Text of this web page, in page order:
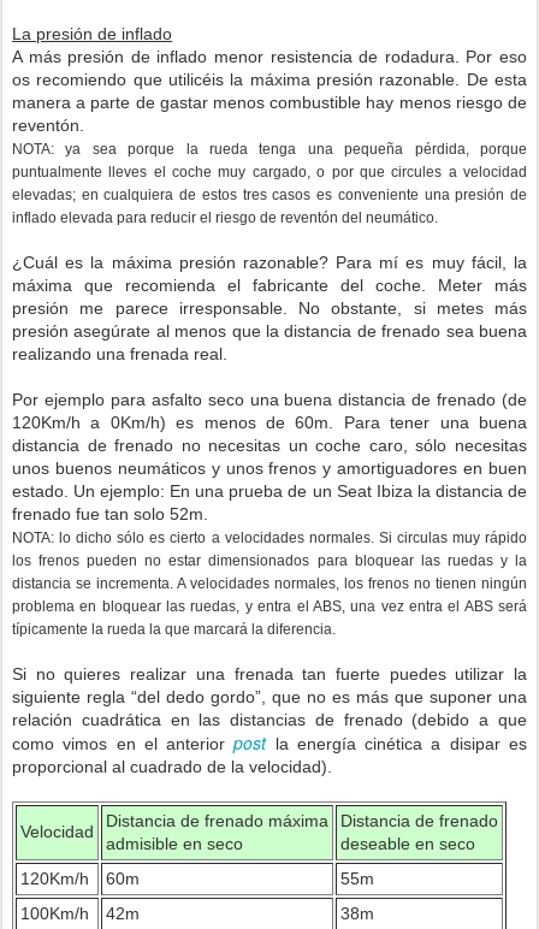
La presión de inflado
A más presión de inflado menor resistencia de rodadura. Por eso
os recomiendo que utilicéis la máxima presión razonable. De esta
manera a parte de gastar menos combustible hay menos riesgo de
reventón.
NOTA: ya sea porque la rueda tenga una pequeña pérdida, porque
puntualmente lleves el coche muy cargado, o por que circules a velocidad
elevadas; en cualquiera de estos tres casos es conveniente una presión de
inflado elevada para reducir el riesgo de reventón del neumático.
¿Cuál es la máxima presión razonable? Para mí es muy fácil, la
máxima que recomienda el fabricante del coche. Meter más
presión me parece irresponsable. No obstante, si metes más
presión asegúrate al menos que la distancia de frenado sea buena
realizando una frenada real.
Por ejemplo para asfalto seco una buena distancia de frenado (de
120Km/h a 0Km/h) es menos de 60m. Para tener una buena
distancia de frenado no necesitas un coche caro, sólo necesitas
unos buenos neumáticos y unos frenos y amortiguadores en buen
estado. Un ejemplo: En una prueba de un Seat Ibiza la distancia de
frenado fue tan solo 52m.
NOTA: lo dicho sólo es cierto a velocidades normales. Si circulas muy rápido
los frenos pueden no estar dimensionados para bloquear las ruedas y la
distancia se incrementa. A velocidades normales, los frenos no tienen ningún
problema en bloquear las ruedas, y entra el ABS, una vez entra el ABS será
típicamente la rueda la que marcará la diferencia.
Si no quieres realizar una frenada tan fuerte puedes utilizar la
siguiente regla “del dedo gordo”, que no es más que suponer una
relación cuadrática en las distancias de frenado (debido a que
como vimos en el anterior postla energía cinética a disipar es
proporcional al cuadrado de la velocidad).
Velocidad
Distancia de frenado máxima
admisible en seco
Distancia de frenado
deseable en seco
120Km/h
60m
55m
100Km/h
42m
38m